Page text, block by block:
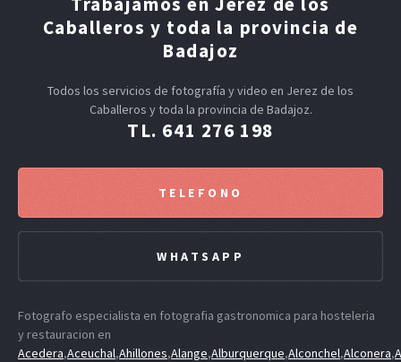
Caballeros y toda la provincia de
Badajoz
Todos los servicios de fotografía y video en Jerez de los
Caballeros y toda la provincia de Badajoz.
TL. 641 276 198
TELEFONO
WHATSAPP
Fotografo especialista en fotografia gastronomica para hosteleria
y restauracion en
Acedera,Aceuchal,Ahillones,Alange,Alburquerque,Alconchel,Alconera,